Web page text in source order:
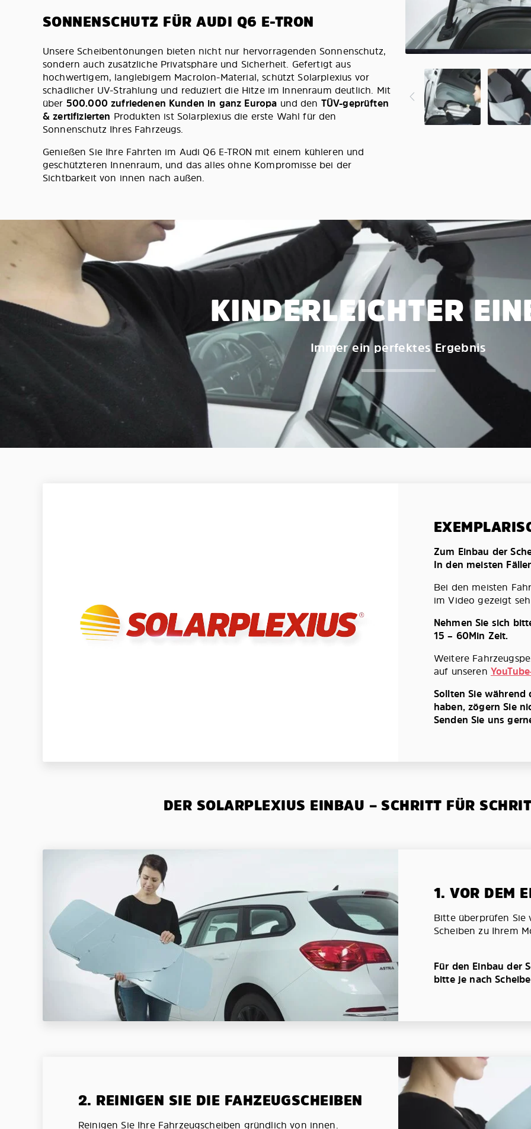
SONNENSCHUTZ FÜR AUDI Q6 E-TRON
Unsere Scheibentönungen bieten nicht nur hervorragenden Sonnenschutz,
sondern auch zusätzliche Privatsphäre und Sicherheit. Gefertigt aus
hochwertigem, langlebigem Macrolon-Material, schützt Solarplexius vor
schädlicher UV-Strahlung und reduziert die Hitze im Innenraum deutlich. Mit
über 500.000 zufriedenen Kunden in ganz Europa und den TÜV-geprüften
& zertifizierten Produkten ist Solarplexius die erste Wahl für den
Sonnenschutz Ihres Fahrzeugs.
Genießen Sie Ihre Fahrten im Audi Q6 E-TRON mit einem kühleren und
geschützteren Innenraum, und das alles ohne Kompromisse bei der
Sichtbarkeit von innen nach außen.
KINDERLEICHTER
Immer ein perfektes Ergebnis
Zum Einbau der
In den meisten
Bei den meisten
im Video gezeigt
Nehmen Sie sich
15 – 60Min Zeit.
Weitere
auf unseren
Sollten Sie während
haben, zögern Sie
Senden Sie uns
DER SOLARPLEXIUS EINBAU – SCHRITT FÜR
1. VOR DEM
Bitte überprüfen
Scheiben zu Ihrem
Für den Einbau der
bitte je nach
2. REINIGEN SIE DIE FAHZEUGSCHEIBEN
Reinigen Sie Ihre Fahrzeugscheiben gründlich von innen.